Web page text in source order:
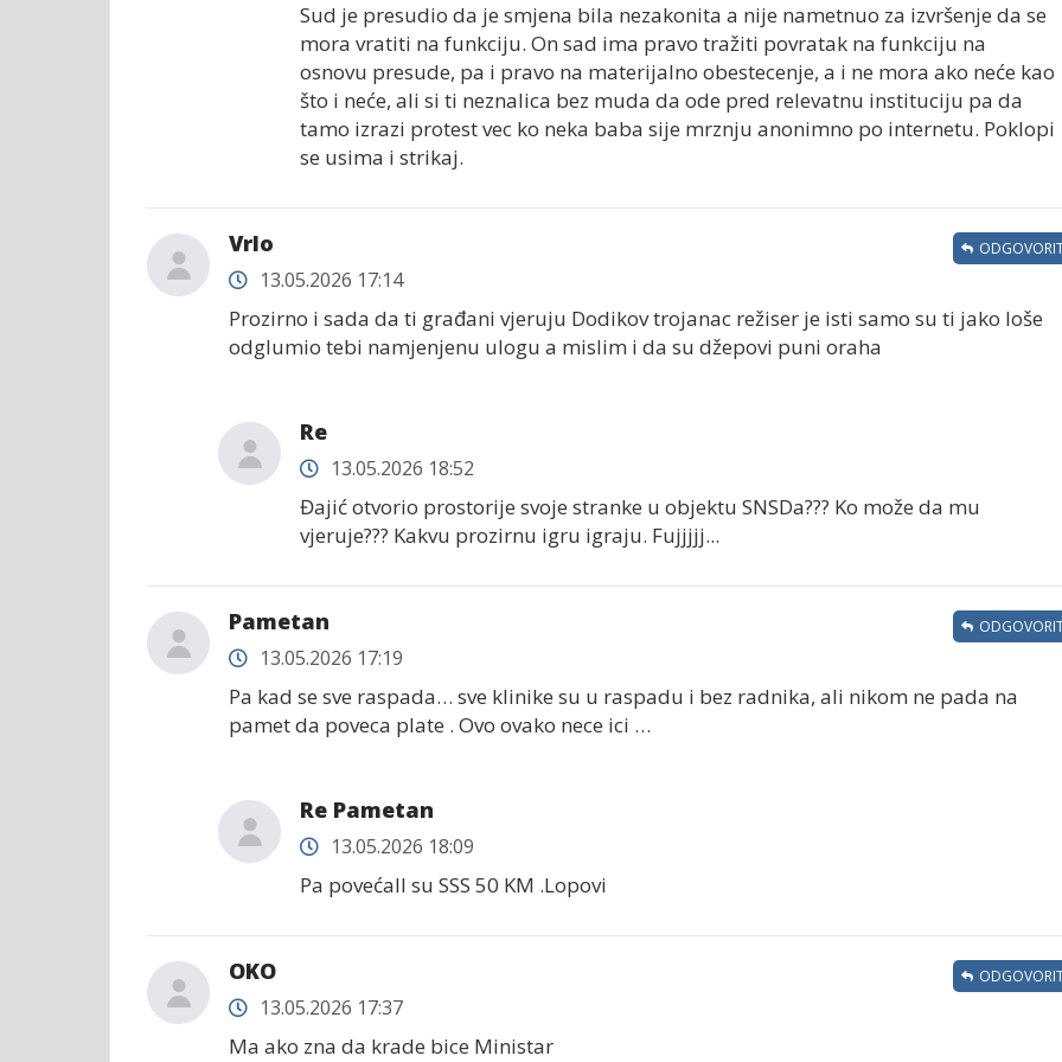
Sud je presudio da je smjena bila nezakonita a nije nametnuo za izvršenje da se
mora vratiti na funkciju. On sad ima pravo tražiti povratak na funkciju na
osnovu presude, pa i pravo na materijalno obestecenje, a i ne mora ako neće kao
što i neće, ali si ti neznalica bez muda da ode pred relevatnu instituciju pa da
tamo izrazi protest vec ko neka baba sije mrznju anonimno po internetu. Poklopi
se usima i strikaj.
Vrlo
13.05.2026 17:14
Prozirno i sada da ti građani vjeruju Dodikov trojanac režiser je isti samo su ti jako loše
odglumio tebi namjenjenu ulogu a mislim i da su džepovi puni oraha
Re
13.05.2026 18:52
Đajić otvorio prostorije svoje stranke u objektu SNSDa??? Ko može da mu
vjeruje??? Kakvu prozirnu igru igraju. Fujjjjj...
Pametan
13.05.2026 17:19
Pa kad se sve raspada… sve klinike su u raspadu i bez radnika, ali nikom ne pada na
pamet da poveca plate . Ovo ovako nece ici …
Re Pametan
13.05.2026 18:09
Pa povećalI su SSS 50 KM .Lopovi
OKO
13.05.2026 17:37
Ma ako zna da krade bice Ministar